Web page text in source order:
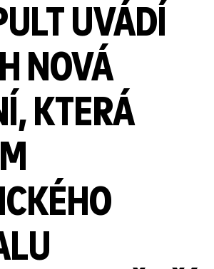
UVÁDÍ
NOVÁ
KTERÁ